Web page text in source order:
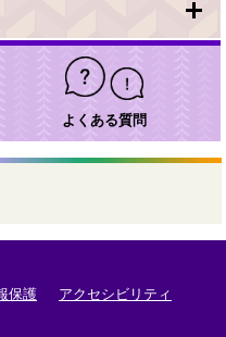
よくある質問
保護 アクセシビリティ